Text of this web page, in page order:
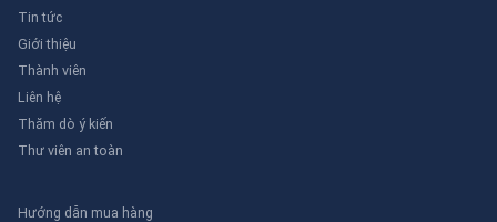
Tin tức
Giới thiệu
Thành viên
Liên hệ
Thăm dò ý kiến
Thư viên an toàn
Hướng dẫn mua hàng